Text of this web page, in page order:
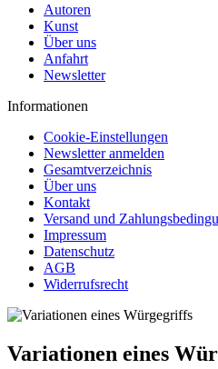
Autoren
Kunst
Über uns
Anfahrt
Newsletter
Informationen
Cookie-Einstellungen
Newsletter anmelden
Gesamtverzeichnis
Über uns
Kontakt
Versand und
Impressum
Datenschutz
AGB
Widerrufsrecht
Variationen eines